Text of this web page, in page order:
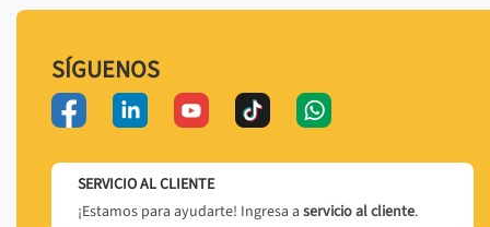
SÍGUENOS
SERVICIO AL CLIENTE
¡Estamos para ayudarte! Ingresa a servicio al cliente.